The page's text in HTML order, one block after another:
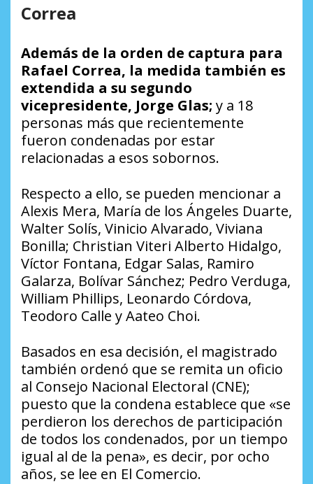
Correa
Además de la orden de captura para
Rafael Correa, la medida también es
extendida a su segundo
vicepresidente, Jorge Glas; y a 18
personas más que recientemente
fueron condenadas por estar
relacionadas a esos sobornos.
Respecto a ello, se pueden mencionar a
Alexis Mera, María de los Ángeles Duarte,
Walter Solís, Vinicio Alvarado, Viviana
Bonilla; Christian Viteri Alberto Hidalgo,
Víctor Fontana, Edgar Salas, Ramiro
Galarza, Bolívar Sánchez; Pedro Verduga,
William Phillips, Leonardo Córdova,
Teodoro Calle y Aateo Choi.
Basados en esa decisión, el magistrado
también ordenó que se remita un oficio
al Consejo Nacional Electoral (CNE);
puesto que la condena establece que «se
perdieron los derechos de participación
de todos los condenados, por un tiempo
igual al de la pena», es decir, por ocho
años, se lee en El Comercio.